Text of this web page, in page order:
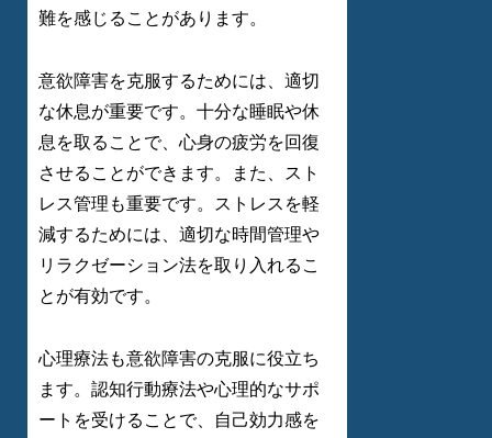
難を感じることがあります。
意欲障害を克服するためには、適切
な休息が重要です。十分な睡眠や休
息を取ることで、心身の疲労を回復
させることができます。また、スト
レス管理も重要です。ストレスを軽
減するためには、適切な時間管理や
リラクゼーション法を取り入れるこ
とが有効です。
心理療法も意欲障害の克服に役立ち
ます。認知行動療法や心理的なサポ
ートを受けることで、自己効力感を